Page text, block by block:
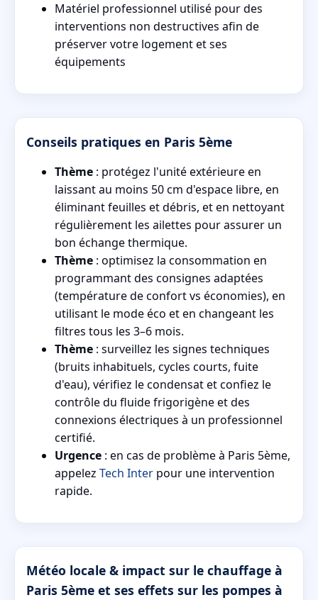
Matériel professionnel utilisé pour des
interventions non destructives afin de
préserver votre logement et ses
équipements
Conseils pratiques en Paris 5ème
Thème : protégez l'unité extérieure en
laissant au moins 50 cm d'espace libre, en
éliminant feuilles et débris, et en nettoyant
régulièrement les ailettes pour assurer un
bon échange thermique.
Thème : optimisez la consommation en
programmant des consignes adaptées
(température de confort vs économies), en
utilisant le mode éco et en changeant les
filtres tous les 3–6 mois.
Thème : surveillez les signes techniques
(bruits inhabituels, cycles courts, fuite
d'eau), vérifiez le condensat et confiez le
contrôle du fluide frigorigène et des
connexions électriques à un professionnel
certifié.
Urgence : en cas de problème à Paris 5ème,
appelez Tech Inter pour une intervention
rapide.
Météo locale & impact sur le chauffage à
Paris 5ème et ses effets sur les pompes à